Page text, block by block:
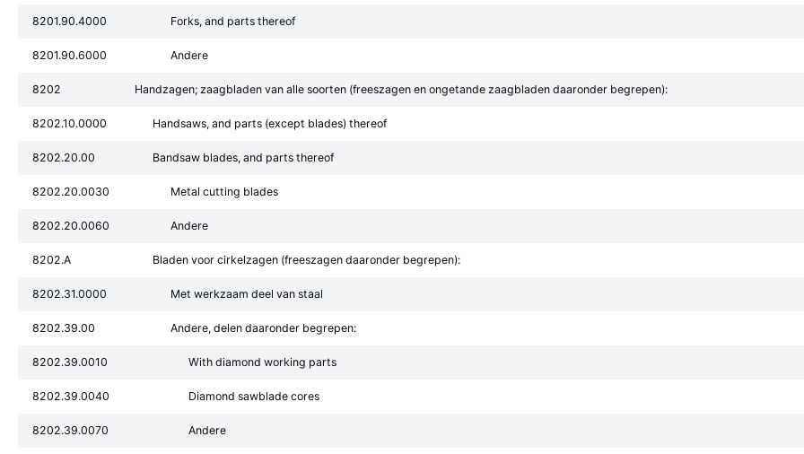
8201.90.4000 Forks, and parts thereof
8201.90.6000 Andere
8202 Handzagen; zaagbladen van alle soorten (freeszagen en ongetande zaagbladen daaronder begrepen):
8202.10.0000 Handsaws, and parts (except blades) thereof
8202.20.00 Bandsaw blades, and parts thereof
8202.20.0030 Metal cutting blades
8202.20.0060 Andere
8202.A Bladen voor cirkelzagen (freeszagen daaronder begrepen):
8202.31.0000 Met werkzaam deel van staal
8202.39.00 Andere, delen daaronder begrepen:
8202.39.0010 With diamond working parts
8202.39.0040 Diamond sawblade cores
8202.39.0070 Andere